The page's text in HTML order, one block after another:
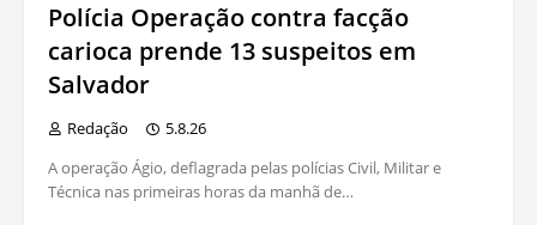
Polícia Operação contra facção
carioca prende 13 suspeitos em
Salvador
Redação
5.8.26
A operação Ágio, deflagrada pelas polícias Civil, Militar e
Técnica nas primeiras horas da manhã de…